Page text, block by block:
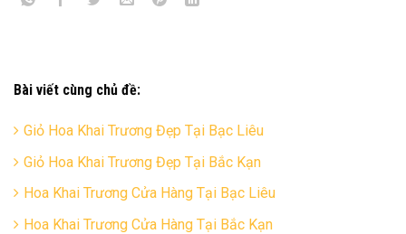
Bài viết cùng chủ đề:
Giỏ Hoa Khai Trương Đẹp Tại Bạc Liêu
Giỏ Hoa Khai Trương Đẹp Tại Bắc Kạn
Hoa Khai Trương Cửa Hàng Tại Bạc Liêu
Hoa Khai Trương Cửa Hàng Tại Bắc Kạn